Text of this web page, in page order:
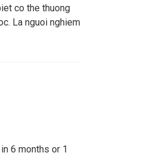
co the thuong
La nguoi nghiem
6 months or 1